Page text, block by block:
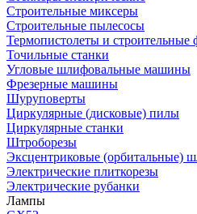
Строительные миксеры
Строительные пылесосы
Термопистолеты и строительные
Точильные станки
Угловые шлифовальные машины
Фрезерные машины
Шуруповерты
Циркулярные (дисковые) пилы
Циркулярные станки
Штроборезы
Эксцентриковые (орбитальные)
Электрические плиткорезы
Электрические рубанки
Лампы